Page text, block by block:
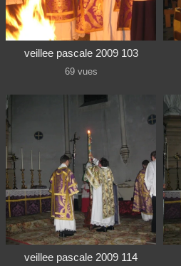
veillee pascale 2009 103
69 vues
veillee pascale 2009 114